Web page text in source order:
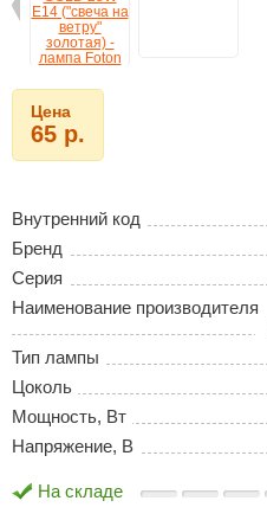
Цена
65 р.
Внутренний код
Бренд
Серия
Наименование производителя
Тип лампы
Цоколь
Мощность, Вт
Напряжение, В
На складе